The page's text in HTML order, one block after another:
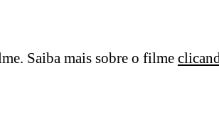
Saiba mais sobre o filme